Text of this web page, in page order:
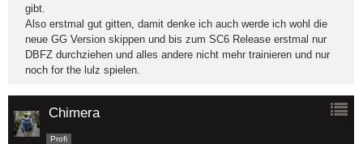
gibt.
Also erstmal gut gitten, damit denke ich auch werde ich wohl die
neue GG Version skippen und bis zum SC6 Release erstmal nur
DBFZ durchziehen und alles andere nicht mehr trainieren und nur
noch for the lulz spielen.
Chimera
Profi